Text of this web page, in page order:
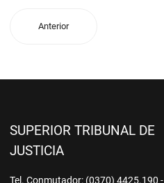
Anterior
SUPERIOR TRIBUNAL DE
JUSTICIA
Tel. Conmutador: (0370) 4425.190 -